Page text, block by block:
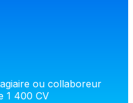
ou collaboreur
1 400 CV